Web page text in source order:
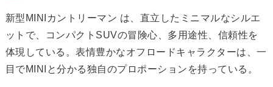
新型MINIカントリーマン は、直立したミニマルなシルエ
ットで、コンパクトSUVの冒険心、多用途性、信頼性を
体現している。表情豊かなオフロードキャラクターは、一
目でMINIと分かる独自のプロポーションを持っている。